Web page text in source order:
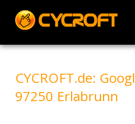
content
CYCROFT.de:
97250 Erlabrunn